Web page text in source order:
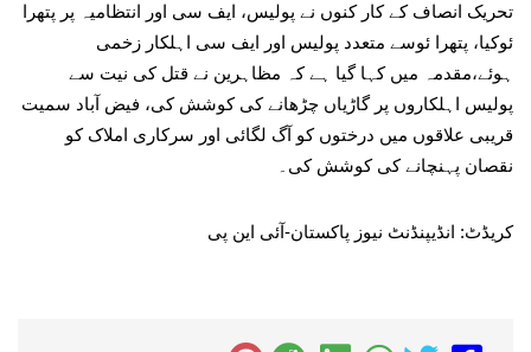
تحریک انصاف کے کار کنوں نے پولیس، ایف سی اور انتظامیہ پر پتھرا
ئوکیا، پتھرا ئوسے متعدد پولیس اور ایف سی اہلکار زخمی
ہوئے،مقدمہ میں کہا گیا ہے کہ مظاہرین نے قتل کی نیت سے
پولیس اہلکاروں پر گاڑیاں چڑھانے کی کوشش کی، فیض آباد سمیت
قریبی علاقوں میں درختوں کو آگ لگائی اور سرکاری املاک کو
نقصان پہنچانے کی کوشش کی۔
کریڈٹ: انڈیپنڈنٹ نیوز پاکستان-آئی این پی